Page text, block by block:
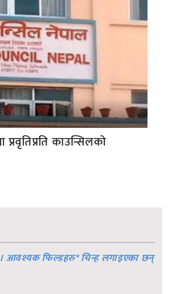
काउन्सिलको
। आवश्यक फिल्डहरु*चिन्ह लगाइएका छन्